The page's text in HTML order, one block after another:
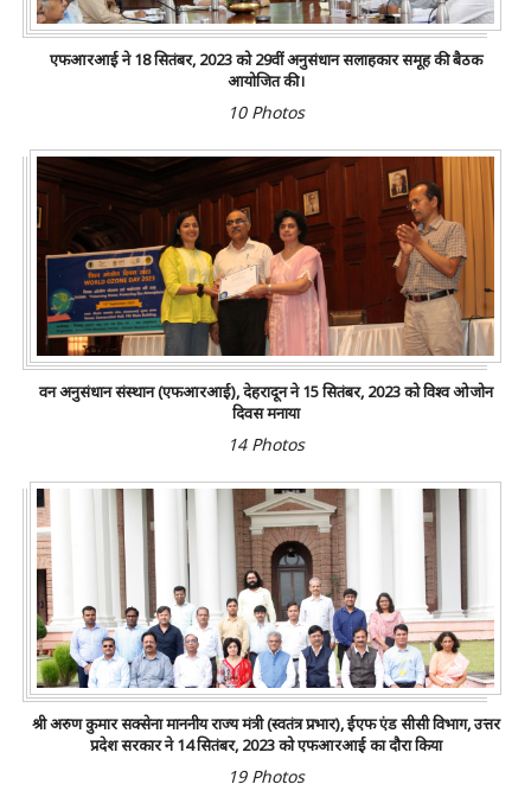
एफआरआई ने 18 सितंबर, 2023 को 29वीं अनुसंधान सलाहकार समूह की बैठक
आयोजित की।
10 Photos
वन अनुसंधान संस्थान (एफआरआई), देहरादून ने 15 सितंबर, 2023 को विश्व ओजोन
दिवस मनाया
14 Photos
श्री अरुण कुमार सक्सेना माननीय राज्य मंत्री (स्वतंत्र प्रभार), ईएफ एंड सीसी विभाग, उत्तर
प्रदेश सरकार ने 14 सितंबर, 2023 को एफआरआई का दौरा किया
19 Photos